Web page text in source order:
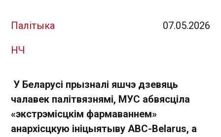
Палітыка 07.05.2026
НЧ
У Беларусі прызналі яшчэ дзевяць
чалавек палітвязнямі, МУС абвясціла
«экстрэмісцкім фармаваннем»
анархісцкую ініцыятыву ABC-Belarus, а